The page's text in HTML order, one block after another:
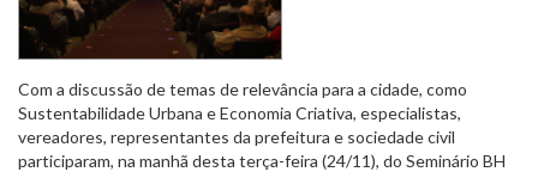
Com a discussão de temas de relevância para a cidade, como
Sustentabilidade Urbana e Economia Criativa, especialistas,
vereadores, representantes da prefeitura e sociedade civil
participaram, na manhã desta terça-feira (24/11), do Seminário BH